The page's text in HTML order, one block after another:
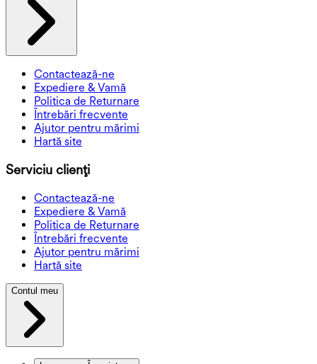
Contactează-ne
Expediere & Vamă
Politica de Returnare
Întrebări frecvente
Ajutor pentru mărimi
Hartă site
Serviciu clienți
Contactează-ne
Expediere & Vamă
Politica de Returnare
Întrebări frecvente
Ajutor pentru mărimi
Hartă site
Contul meu